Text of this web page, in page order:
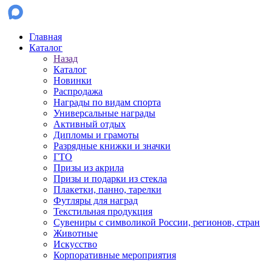
Главная
Каталог
Назад
Каталог
Новинки
Распродажа
Награды по видам спорта
Универсальные награды
Активный отдых
Дипломы и грамоты
Разрядные книжки и значки
ГТО
Призы из акрила
Призы и подарки из стекла
Плакетки, панно, тарелки
Футляры для наград
Текстильная продукция
Сувениры с символикой России, регионов, стран
Животные
Искусство
Корпоративные мероприятия